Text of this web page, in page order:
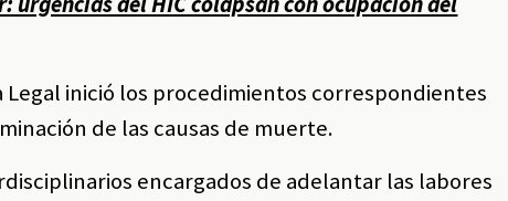
inició los procedimientos correspondientes
de las causas de muerte.
encargados de adelantar las labores